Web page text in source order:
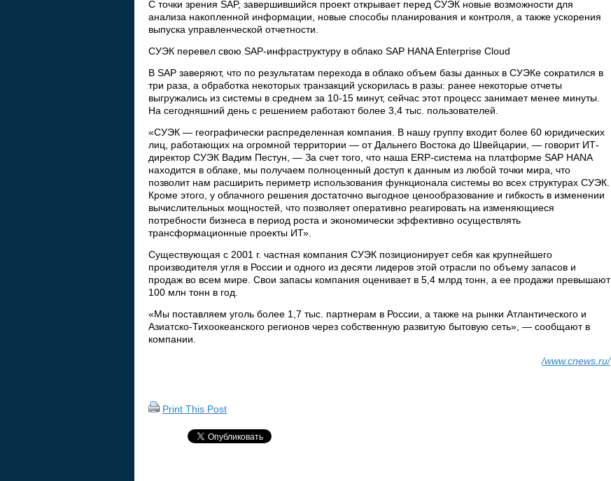
С точки зрения SAP, завершившийся проект открывает перед СУЭК новые возможности для
анализа накопленной информации, новые способы планирования и контроля, а также ускорения
выпуска управленческой отчетности.
СУЭК перевел свою SAP-инфраструктуру в облако SAP HANA Enterprise Cloud
В SAP заверяют, что по результатам перехода в облако объем базы данных в СУЭКе сократился в
три раза, а обработка некоторых транзакций ускорилась в разы: ранее некоторые отчеты
выгружались из системы в среднем за 10-15 минут, сейчас этот процесс занимает менее минуты.
На сегодняшний день с решением работают более 3,4 тыс. пользователей.
«СУЭК — географически распределенная компания. В нашу группу входит более 60 юридических
лиц, работающих на огромной территории — от Дальнего Востока до Швейцарии, — говорит ИТ-
директор СУЭК Вадим Пестун, — За счет того, что наша ERP-система на платформе SAP HANA
находится в облаке, мы получаем полноценный доступ к данным из любой точки мира, что
позволит нам расширить периметр использования функционала системы во всех структурах СУЭК.
Кроме этого, у облачного решения достаточно выгодное ценообразование и гибкость в изменении
вычислительных мощностей, что позволяет оперативно реагировать на изменяющиеся
потребности бизнеса в период роста и экономически эффективно осуществлять
трансформационные проекты ИТ».
Существующая с 2001 г. частная компания СУЭК позиционирует себя как крупнейшего
производителя угля в России и одного из десяти лидеров этой отрасли по объему запасов и
продаж во всем мире. Свои запасы компания оценивает в 5,4 млрд тонн, а ее продажи превышают
100 млн тонн в год.
«Мы поставляем уголь более 1,7 тыс. партнерам в России, а также на рынки Атлантического и
Азиатско-Тихоокеанского регионов через собственную развитую бытовую сеть», — сообщают в
компании.
/www.cnews.ru/
Print This Post